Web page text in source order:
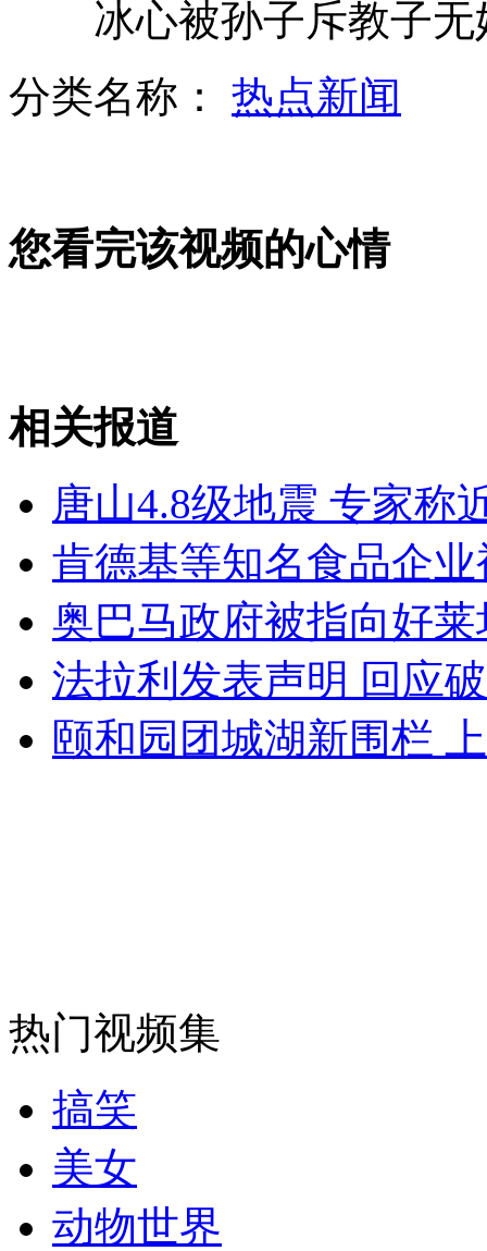
冰心被孙子斥教子无妨
朝鲜国内展开全面抗旱工作
山西运城恶犬咬伤多人 警民合力深夜将其击毙
女孩北京地铁殴打老人 痛下狠手拳打脚踢
无痛分娩是否安全 医生回应
走！跟着总书记去植树
消防员救轻生者
冰心被孙子斥教子无
分类名称： 热点新闻
您看完该视频的心情
相关报道
唐山4.8级地震 专家称
肯德基等知名食品企
奥巴马政府被指向好
法拉利发表声明 回应
颐和园团城湖新围栏
热门视频集
搞笑
美女
动物世界